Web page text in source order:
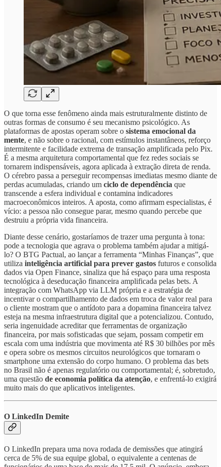
O que torna esse fenômeno ainda mais estruturalmente distinto de
outras formas de consumo é seu mecanismo psicológico. As
plataformas de apostas operam sobre o sistema emocional da
mente, e não sobre o racional, com estímulos instantâneos, reforço
intermitente e facilidade extrema de transação amplificada pelo Pix.
É a mesma arquitetura comportamental que fez redes sociais se
tornarem indispensáveis, agora aplicada à extração direta de renda.
O cérebro passa a perseguir recompensas imediatas mesmo diante de
perdas acumuladas, criando um ciclo de dependência que
transcende a esfera individual e contamina indicadores
macroeconômicos inteiros. A aposta, como afirmam especialistas, é
vício: a pessoa não consegue parar, mesmo quando percebe que
destruiu a própria vida financeira.
Diante desse cenário, gostaríamos de trazer uma pergunta à tona:
pode a tecnologia que agrava o problema também ajudar a mitigá-
lo? O BTG Pactual, ao lançar a ferramenta “Minhas Finanças”, que
utiliza inteligência artificial para prever gastos futuros e consolida
dados via Open Finance, sinaliza que há espaço para uma resposta
tecnológica à deseducação financeira amplificada pelas bets. A
integração com WhatsApp via LLM própria e a estratégia de
incentivar o compartilhamento de dados em troca de valor real para
o cliente mostram que o antídoto para a dopamina financeira talvez
esteja na mesma infraestrutura digital que a potencializou. Contudo,
seria ingenuidade acreditar que ferramentas de organização
financeira, por mais sofisticadas que sejam, possam competir em
escala com uma indústria que movimenta até R$ 30 bilhões por mês
e opera sobre os mesmos circuitos neurológicos que tornaram o
smartphone uma extensão do corpo humano. O problema das bets
no Brasil não é apenas regulatório ou comportamental; é, sobretudo,
uma questão de economia política da atenção, e enfrentá-lo exigirá
muito mais do que aplicativos inteligentes.
O LinkedIn Demite
O LinkedIn prepara uma nova rodada de demissões que atingirá
cerca de 5% de sua equipe global, o equivalente a centenas de